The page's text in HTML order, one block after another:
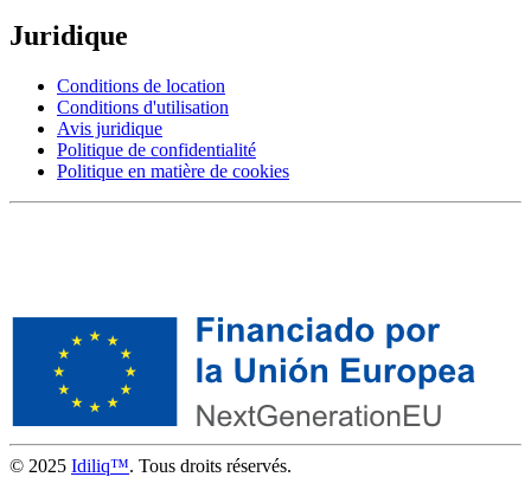
Juridique
Conditions de location
Conditions d'utilisation
Avis juridique
Politique de confidentialité
Politique en matière de cookies
© 2025 Idiliq™. Tous droits réservés.